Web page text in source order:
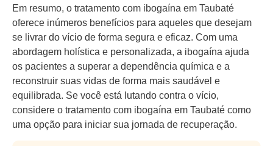
Em resumo, o tratamento com ibogaína em Taubaté
oferece inúmeros benefícios para aqueles que desejam
se livrar do vício de forma segura e eficaz. Com uma
abordagem holística e personalizada, a ibogaína ajuda
os pacientes a superar a dependência química e a
reconstruir suas vidas de forma mais saudável e
equilibrada. Se você está lutando contra o vício,
considere o tratamento com ibogaína em Taubaté como
uma opção para iniciar sua jornada de recuperação.